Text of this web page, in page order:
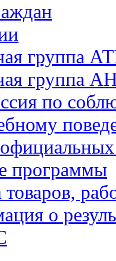
группа
группа
по
программы
товаров,
о